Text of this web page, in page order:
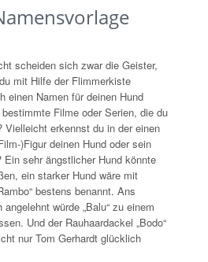
scheiden sich zwar die Geister,
mit Hilfe der Flimmerkiste
einen Namen für deinen Hund
Filme oder Serien, die du
Vielleicht erkennst du in der einen
)Figur deinen Hund oder sein
Ein sehr ängstlicher Hund könnte
ein starker Hund wäre mit
bestens benannt. Ans
angelehnt würde „Balu“ zu einem
Und der Rauhaardackel „Bodo“
nur Tom Gerhardt glücklich